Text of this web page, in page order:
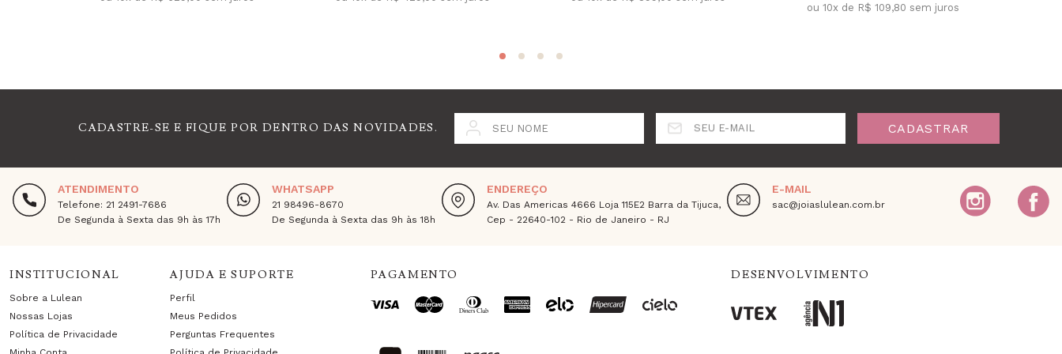
ou 10x de R$ 109,80 sem juros
CADASTRE-SE E FIQUE POR DENTRO DAS NOVIDADES. SEU NOME SEU E-MAIL CADASTRAR
ATENDIMENTO
Telefone: 21 2491-7686
De Segunda à Sexta das 9h às 17h
WHATSAPP
21 98496-8670
De Segunda à Sexta das 9h às 18h
ENDEREÇO
Av. Das Americas 4666 Loja 115E2 Barra da Tijuca,
Cep - 22640-102 - Rio de Janeiro - RJ
E-MAIL
sac@joiaslulean.com.br
INSTITUCIONAL
Sobre a Lulean
Nossas Lojas
Política de Privacidade
AJUDA E SUPORTE
Perfil
Meus Pedidos
Perguntas Frequentes
PAGAMENTO DESENVOLVIMENTO